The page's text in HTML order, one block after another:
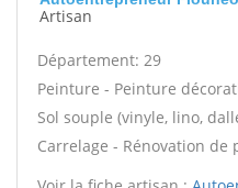
Artisan
Département: 29
Peinture - Peinture
Sol souple (vinyle, lino,
Carrelage - Rénovation